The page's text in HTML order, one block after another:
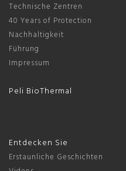
Technische Zentren
40 Years of Protection
Nachhaltigkeit
Führung
Impressum
Peli BioThermal
Entdecken Sie
Erstaunliche Geschichten